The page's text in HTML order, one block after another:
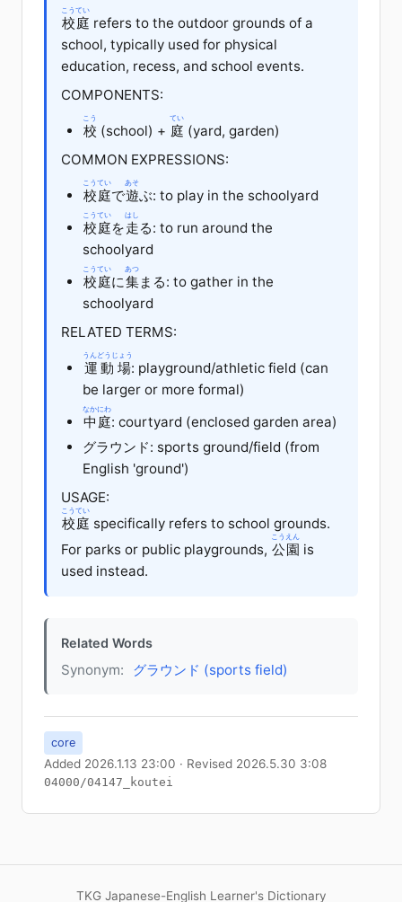
校庭
こうてい
refers to the outdoor grounds of a
school, typically used for physical
education, recess, and school events.
COMPONENTS:
校
こう
(school) + 庭
てい
(yard, garden)
COMMON EXPRESSIONS:
校庭
こうてい
で遊
あそ
ぶ: to play in the schoolyard
校庭
こうてい
を走
はし
る: to run around the
schoolyard
校庭
こうてい
に集
あつ
まる: to gather in the
schoolyard
RELATED TERMS:
運動場
うんどうじょう
: playground/athletic field (can
be larger or more formal)
中庭
なかにわ
: courtyard (enclosed garden area)
グラウンド: sports ground/field (from
English 'ground')
USAGE:
校庭
こうてい
specifically refers to school grounds.
For parks or public playgrounds, 公園
こうえん
is
used instead.
Related Words
Synonym: グラウンド (sports field)
core
Added 2026.1.13 23:00 · Revised 2026.5.30 3:08
04000/04147_koutei
TKG Japanese-English Learner's Dictionary